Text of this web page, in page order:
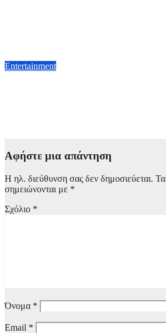
Entertainment
Αφήστε μια απάντηση
Η ηλ. διεύθυνση σας δεν δημοσιεύεται. Τα
σημειώνονται με *
Σχόλιο *
Όνομα *
Email *